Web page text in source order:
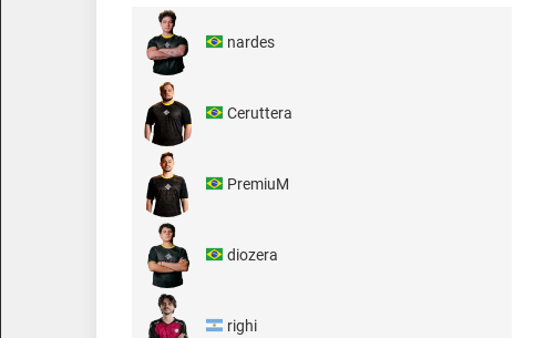
nardes
Ceruttera
PremiuM
diozera
righi